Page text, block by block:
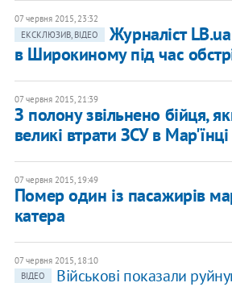
07 червня 2015, 23:32
ЕКСКЛЮЗИВ, ВІДЕО
Журналіст
в Широкиному під час
07 червня 2015, 21:39
З полону звільнено бійця,
великі втрати ЗСУ в Мар'їнці
07 червня 2015, 19:49
Помер один із пасажирів
катера
07 червня 2015, 18:10
ВІДЕО
Військові показали